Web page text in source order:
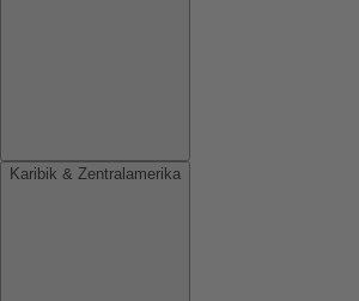
Karibik & Zentralamerika